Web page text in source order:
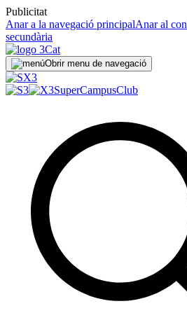
Publicitat
Anar a la navegació principalAnar al
secundària
Obrir menu de navegació
SuperCampusClub